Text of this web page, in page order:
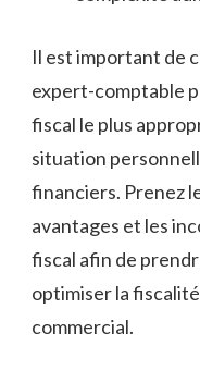
Il est‍ important de
expert-comptable⁤
fiscal le plus
situation
financiers.​ Prenez
avantages et les
fiscal afin de​
‌optimiser la​
commercial.